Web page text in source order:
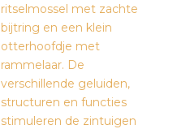
ritselmossel met zachte
bijtring en een klein
otterhoofdje met
rammelaar. De
verschillende geluiden,
structuren en functies
stimuleren de zintuigen